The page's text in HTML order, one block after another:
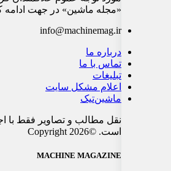
«مجله ماشین» در جهت ادامه
info@machinemag.ir
درباره ما
تماس با ما
تبلیغات
اعلام مشکل سایت
ماشین‌تیک
نقل مطالب و تصاویر فقط با
است. ©Copyright 2026
MACHINE MAGAZINE